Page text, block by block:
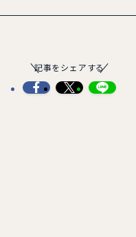
記事をシェアする